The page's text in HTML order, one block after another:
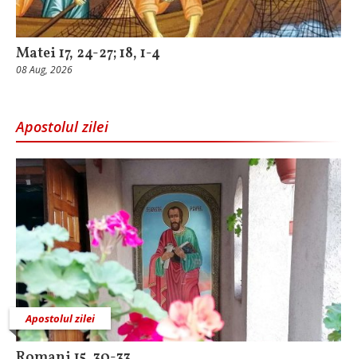
Matei 17, 24-27; 18, 1-4
08 Aug, 2026
Apostolul zilei
Apostolul zilei